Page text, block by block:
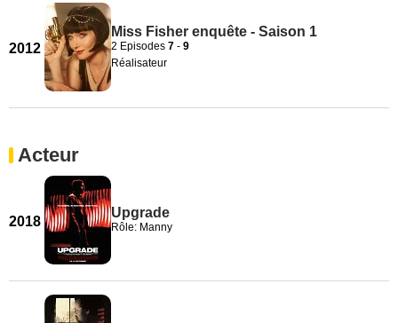
2012
Miss Fisher enquête - Saison 1
2 Episodes 7 - 9
Réalisateur
Acteur
2018
Upgrade
Rôle: Manny